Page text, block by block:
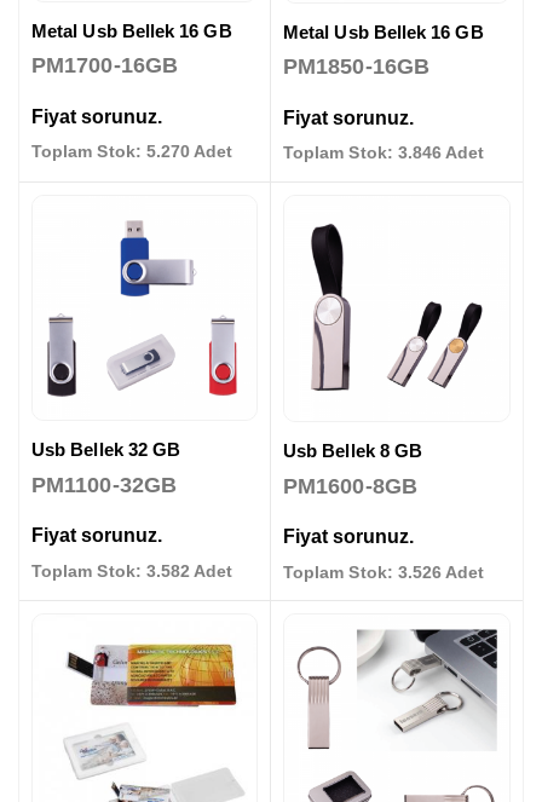
Metal Usb Bellek 16 GB
PM1700-16GB
Fiyat sorunuz.
Toplam Stok: 5.270 Adet
Metal Usb Bellek 16 GB
PM1850-16GB
Fiyat sorunuz.
Toplam Stok: 3.846 Adet
Usb Bellek 32 GB
PM1100-32GB
Fiyat sorunuz.
Toplam Stok: 3.582 Adet
Usb Bellek 8 GB
PM1600-8GB
Fiyat sorunuz.
Toplam Stok: 3.526 Adet